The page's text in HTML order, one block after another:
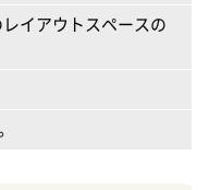
イアウトスペースの